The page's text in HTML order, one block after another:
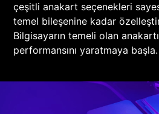
çeşitli anakart seçenekleri
temel bileşenine kadar
Bilgisayarın temeli olan
performansını yaratmaya başla.